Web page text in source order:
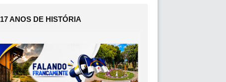
17 ANOS DE HISTÓRIA